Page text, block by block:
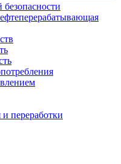
переработки